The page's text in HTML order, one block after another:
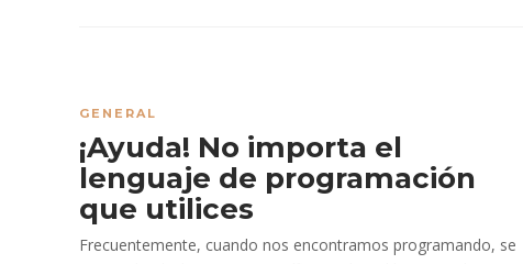
GENERAL
¡Ayuda! No importa el
lenguaje de programación
que utilices
Frecuentemente, cuando nos encontramos programando, se